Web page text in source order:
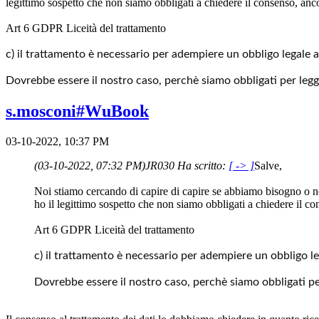
Art 6 GDPR Liceità del trattamento
c) il trattamento è necessario per adempiere un obbligo
Dovrebbe essere il nostro caso, perchè siamo obbligati per
s.mosconi#WuBook
03-10-2022, 10:37 PM
(03-10-2022, 07:32 PM)JR030 Ha scritto: [ -> ]Salve,
Noi stiamo cercando di capire di capire se abbiamo bisogno o
ho il legittimo sospetto che non siamo obbligati a chiedere il
Art 6 GDPR Liceità del trattamento
c) il trattamento è necessario per adempiere un obbligo
Dovrebbe essere il nostro caso, perchè siamo obbligati